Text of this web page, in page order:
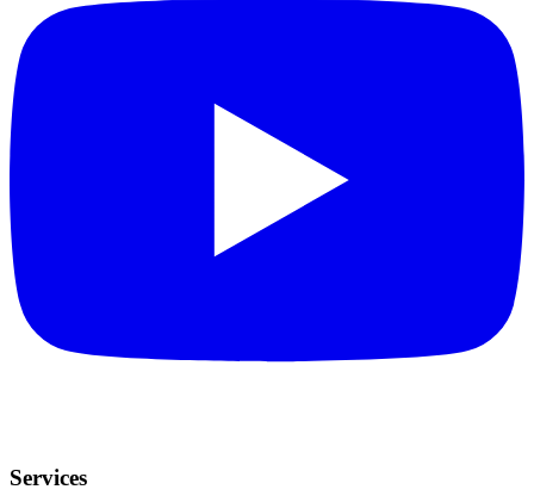
Services